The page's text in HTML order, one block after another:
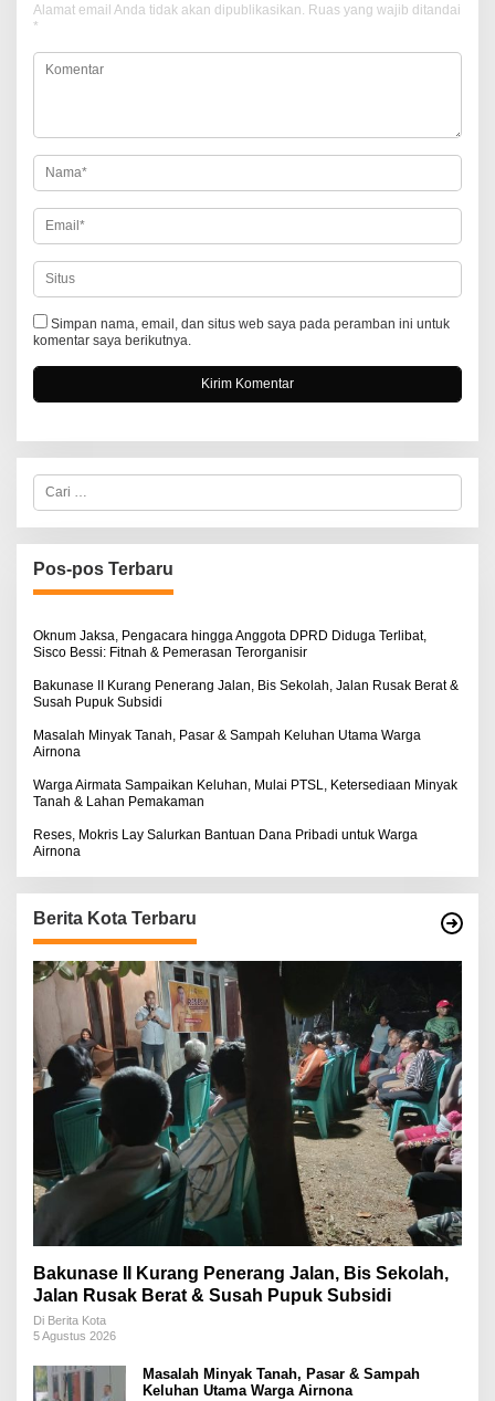
s
o
s
Alamat email Anda tidak akan dipublikasikan. Ruas yang wajib ditandai
*
Simpan nama, email, dan situs web saya pada peramban ini untuk
komentar saya berikutnya.
C
r
i
u
n
u
:
Pos-pos Terbaru
Oknum Jaksa, Pengacara hingga Anggota DPRD Diduga Terlibat,
Sisco Bessi: Fitnah & Pemerasan Terorganisir
Bakunase II Kurang Penerang Jalan, Bis Sekolah, Jalan Rusak Berat &
Susah Pupuk Subsidi
Masalah Minyak Tanah, Pasar & Sampah Keluhan Utama Warga
Airnona
Warga Airmata Sampaikan Keluhan, Mulai PTSL, Ketersediaan Minyak
Tanah & Lahan Pemakaman
Reses, Mokris Lay Salurkan Bantuan Dana Pribadi untuk Warga
Airnona
Berita Kota Terbaru
Bakunase II Kurang Penerang Jalan, Bis Sekolah,
Jalan Rusak Berat & Susah Pupuk Subsidi
Di Berita Kota
5 Agustus 2026
Masalah Minyak Tanah, Pasar & Sampah
Keluhan Utama Warga Airnona